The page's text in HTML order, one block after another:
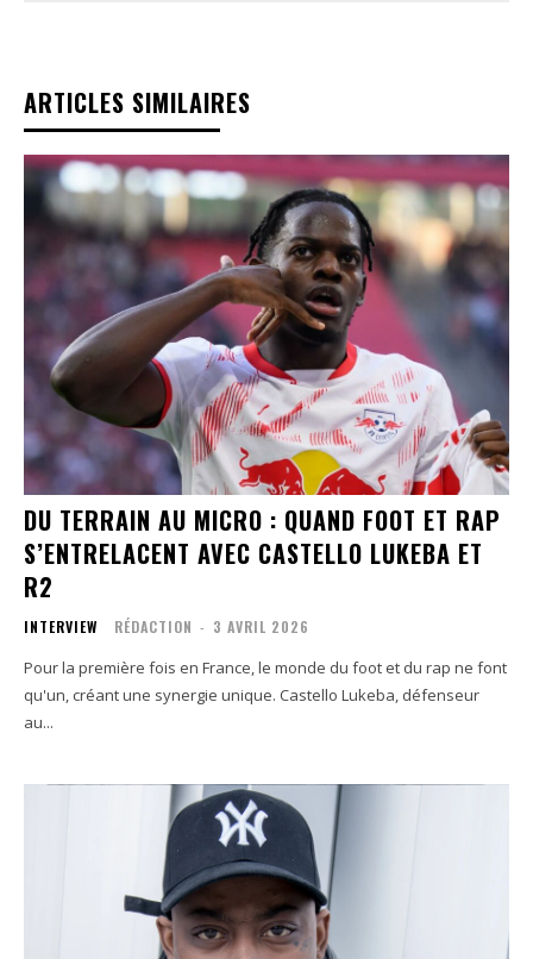
ARTICLES SIMILAIRES
DU TERRAIN AU MICRO : QUAND FOOT ET RAP
S’ENTRELACENT AVEC CASTELLO LUKEBA ET
R2
INTERVIEW RÉDACTION - 3 AVRIL 2026
Pour la première fois en France, le monde du foot et du rap ne font
qu'un, créant une synergie unique. Castello Lukeba, défenseur
au...